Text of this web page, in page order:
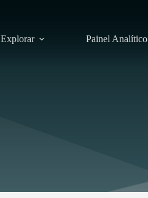
Explorar Painel Analítico